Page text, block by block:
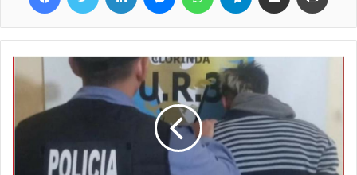
realizará la parte competitiva, donde también habrá un gran
espectáculo de la mano de aquellos que buscan ganar y llegar